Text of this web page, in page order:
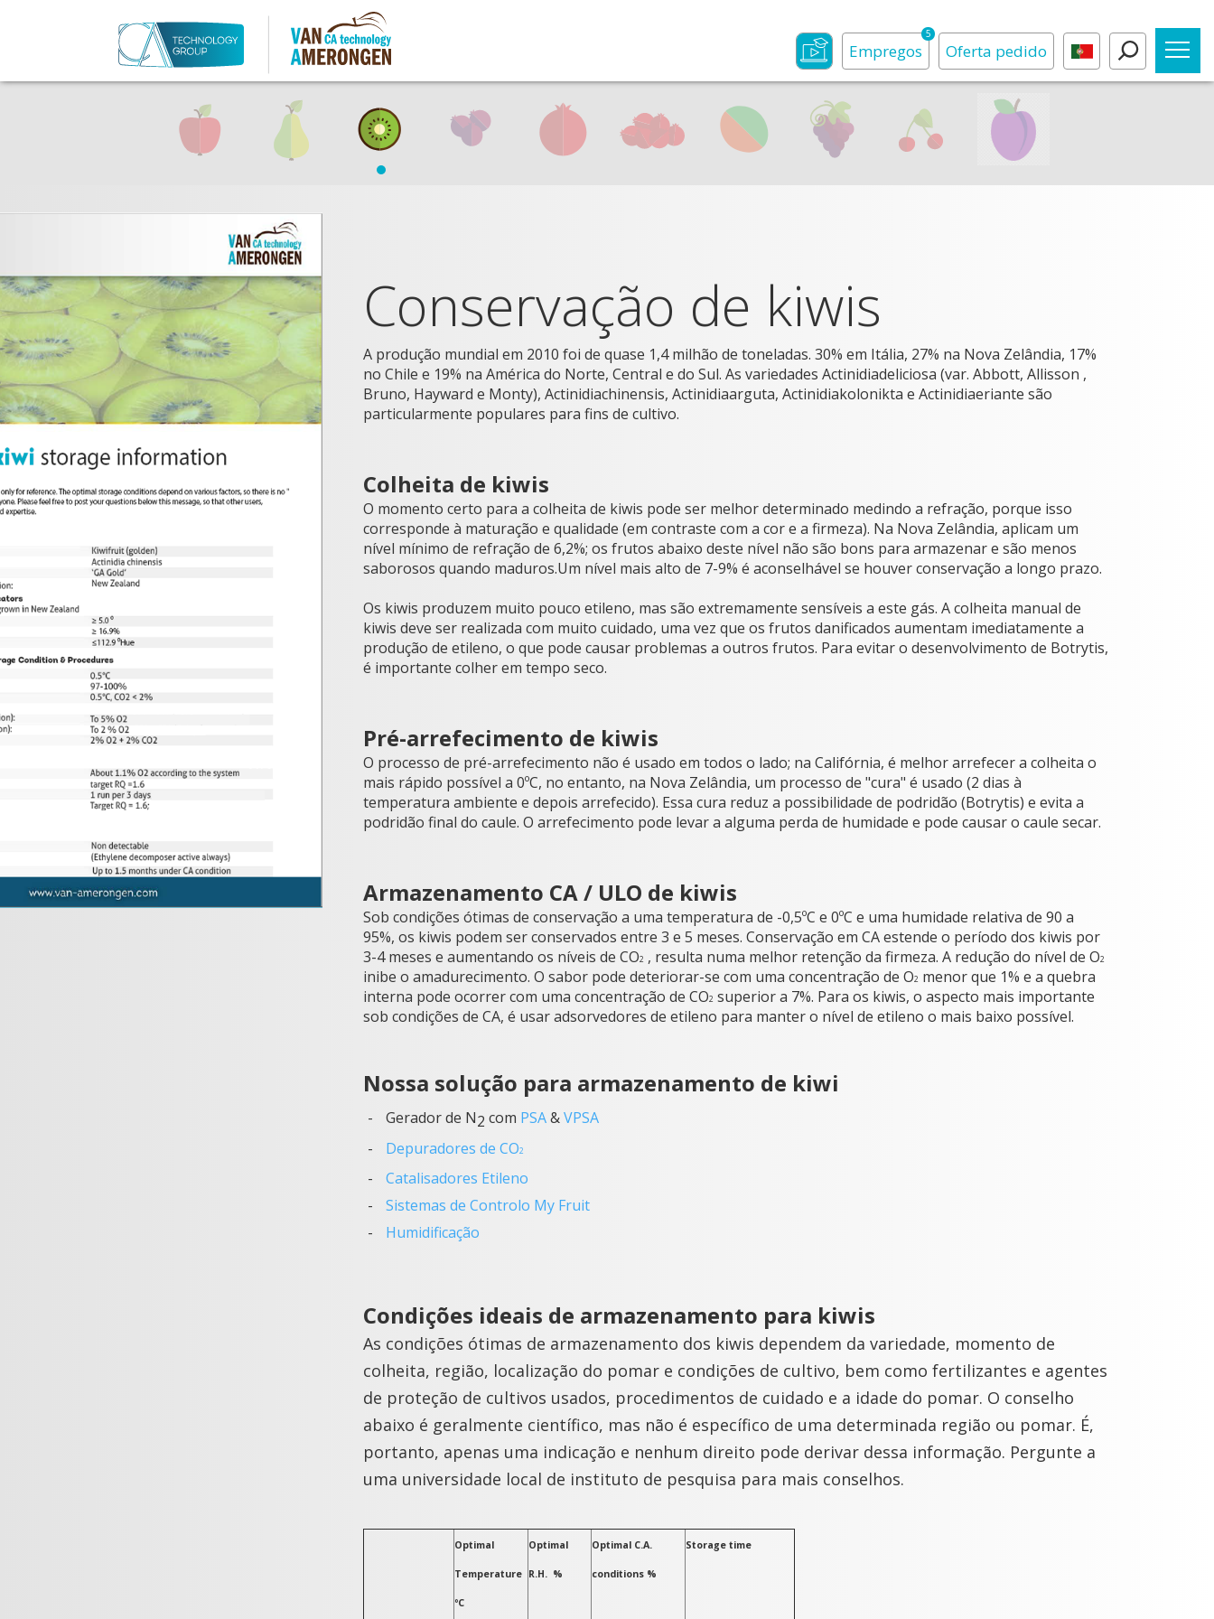
5
Empregos Oferta pedido
Conservação de kiwis
A produção mundial em 2010 foi de quase 1,4 milhão de toneladas. 30% em Itália, 27% na Nova Zelândia, 17%
no Chile e 19% na América do Norte, Central e do Sul. As variedades Actinidiadeliciosa (var. Abbott, Allisson ,
Bruno, Hayward e Monty), Actinidiachinensis, Actinidiaarguta, Actinidiakolonikta e Actinidiaeriante são
particularmente populares para fins de cultivo.
Colheita de kiwis
O momento certo para a colheita de kiwis pode ser melhor determinado medindo a refração, porque isso
corresponde à maturação e qualidade (em contraste com a cor e a firmeza). Na Nova Zelândia, aplicam um
nível mínimo de refração de 6,2%; os frutos abaixo deste nível não são bons para armazenar e são menos
saborosos quando maduros.Um nível mais alto de 7-9% é aconselhável se houver conservação a longo prazo.
Os kiwis produzem muito pouco etileno, mas são extremamente sensíveis a este gás. A colheita manual de
kiwis deve ser realizada com muito cuidado, uma vez que os frutos danificados aumentam imediatamente a
produção de etileno, o que pode causar problemas a outros frutos. Para evitar o desenvolvimento de Botrytis,
é importante colher em tempo seco.
Pré-arrefecimento de kiwis
O processo de pré-arrefecimento não é usado em todos o lado; na Califórnia, é melhor arrefecer a colheita o
mais rápido possível a 0ºC, no entanto, na Nova Zelândia, um processo de "cura" é usado (2 dias à
temperatura ambiente e depois arrefecido). Essa cura reduz a possibilidade de podridão (Botrytis) e evita a
podridão final do caule. O arrefecimento pode levar a alguma perda de humidade e pode causar o caule secar.
Armazenamento CA / ULO de kiwis
Sob condições ótimas de conservação a uma temperatura de -0,5ºC e 0ºC e uma humidade relativa de 90 a
95%, os kiwis podem ser conservados entre 3 e 5 meses. Conservação em CA estende o período dos kiwis por
3-4 meses e aumentando os níveis de CO2 , resulta numa melhor retenção da firmeza. A redução do nível de O2
inibe o amadurecimento. O sabor pode deteriorar-se com uma concentração de O2 menor que 1% e a quebra
interna pode ocorrer com uma concentração de CO2 superior a 7%. Para os kiwis, o aspecto mais importante
sob condições de CA, é usar adsorvedores de etileno para manter o nível de etileno o mais baixo possível.
Nossa solução para armazenamento de kiwi
Gerador de N2 com PSA&VPSA
Depuradores de CO2
Catalisadores Etileno
Sistemas de Controlo My Fruit
Humidificação
Condições ideais de armazenamento para kiwis
As condições ótimas de armazenamento dos kiwis dependem da variedade, momento de
colheita, região, localização do pomar e condições de cultivo, bem como fertilizantes e agentes
de proteção de cultivos usados, procedimentos de cuidado e a idade do pomar. O conselho
abaixo é geralmente científico, mas não é específico de uma determinada região ou pomar. É,
portanto, apenas uma indicação e nenhum direito pode derivar dessa informação. Pergunte a
uma universidade local de instituto de pesquisa para mais conselhos.
Optimal
Temperature
ºC
Optimal
R.H. %
Optimal C.A.
conditions %
Storage time